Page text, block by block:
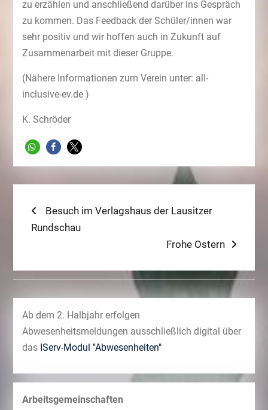
zu erzählen und anschließend darüber ins Gespräch
zu kommen. Das Feedback der Schüler/innen war
sehr positiv und wir hoffen auch in Zukunft auf
Zusammenarbeit mit dieser Gruppe.
(Nähere Informationen zum Verein unter: all-
inclusive-ev.de )
K. Schröder
Beitragsnavigation
Previous
post:
Besuch im Verlagshaus der Lausitzer
Rundschau
Next
Frohe Ostern
Ab dem 2. Halbjahr erfolgen
Abwesenheitsmeldungen ausschließlich digital über
das IServ-Modul "Abwesenheiten"
Arbeitsgemeinschaften